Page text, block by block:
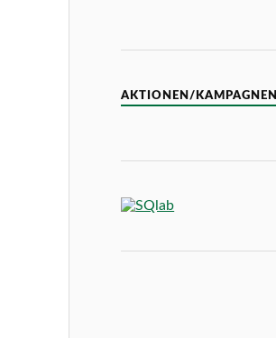
AKTIONEN/KAMPAGNEN